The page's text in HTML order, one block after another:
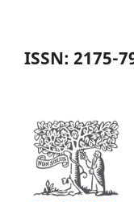
ISSN: 2175-